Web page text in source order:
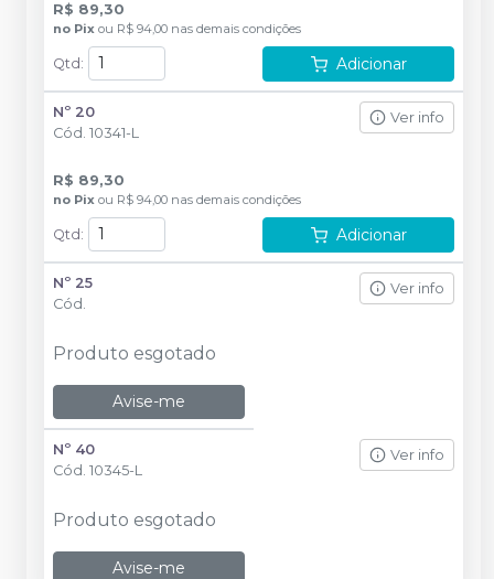
R$ 89,30
no Pix ou R$ 94,00 nas demais condições
Qtd : Adicionar
Nº 20
Cód. 10341-L
Ver info
R$ 89,30
no Pix ou R$ 94,00 nas demais condições
Qtd : Adicionar
Nº 25
Cód.
Ver info
Produto esgotado
Avise-me
Nº 40
Cód. 10345-L
Ver info
Produto esgotado
Avise-me